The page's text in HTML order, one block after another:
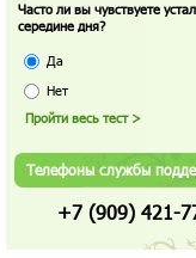
Часто ли вы чувствуете
середине дня?
Да
Нет
Телефоны службы
+7 (909) 421-